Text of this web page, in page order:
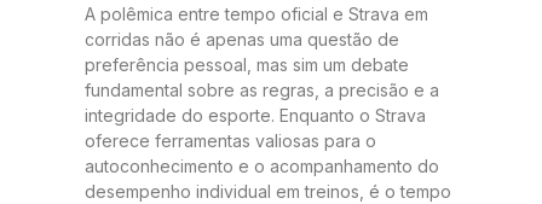
A polêmica entre tempo oficial e Strava em
corridas não é apenas uma questão de
preferência pessoal, mas sim um debate
fundamental sobre as regras, a precisão e a
integridade do esporte. Enquanto o Strava
oferece ferramentas valiosas para o
autoconhecimento e o acompanhamento do
desempenho individual em treinos, é o tempo